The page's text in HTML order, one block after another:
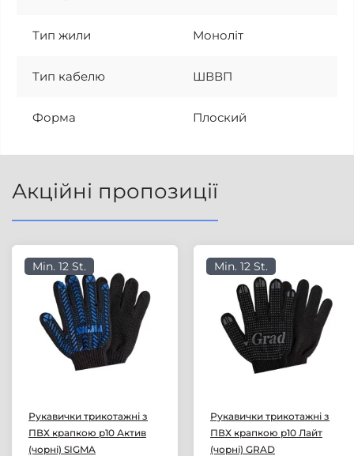
Тип жили Моноліт
Тип кабелю ШВВП
Форма Плоский
Акційні пропозиції
Min. 12 St.
Рукавички трикотажні з
ПВХ крапкою р10 Актив
(чорні) SIGMA
Min. 12 St.
Рукавички трикотажні з
ПВХ крапкою р10 Лайт
(чорні) GRAD